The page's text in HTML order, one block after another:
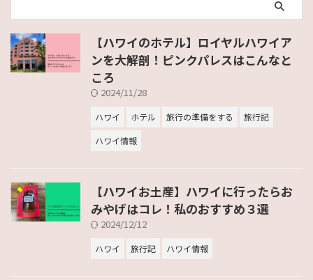
【ハワイのホテル】ロイヤルハワイア
ンを大解剖！ピンクパレスはこんなと
ころ
2024/11/28
ハワイ ホテル 旅行の準備をする
旅行記
ハワイ情報
【ハワイお土産】ハワイに行ったらお
みやげはコレ！私のおすすめ３選
2024/12/12
ハワイ 旅行記 ハワイ情報